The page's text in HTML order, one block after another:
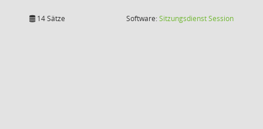
14 Sätze Software:SitzungsdienstSession(Wird in